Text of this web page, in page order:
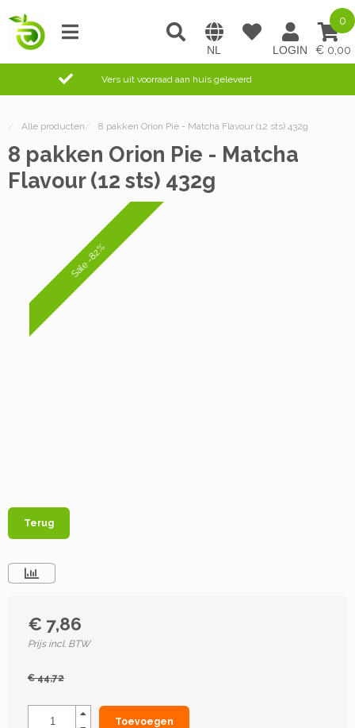
0,00
0
Vers uit voorraad aan huis geleverd
/ Alle producten / 8 pakken Orion Pie - Matcha Flavour (12 sts) 432g
8 pakken Orion Pie - Matcha
Flavour (12 sts) 432g
Sale -82%
Terug
€ 7,86
Prijs incl. BTW
€ 44,72
Toevoegen